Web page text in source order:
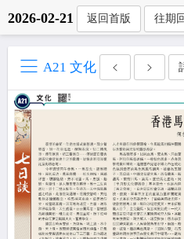
2026-02-21 返回首版 往期
A21 文化